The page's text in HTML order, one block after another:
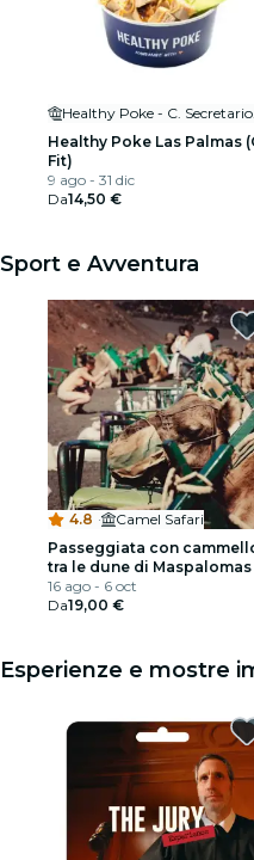
Healthy Poke Las Palmas
Fit)
9 ago - 31 dic
Da14,50 €
Sport e Avventura
4.8 ·
Camel Safari
Passeggiata con
tra le dune di Maspalomas
16 ago - 6 oct
Da19,00 €
Esperienze e mostre